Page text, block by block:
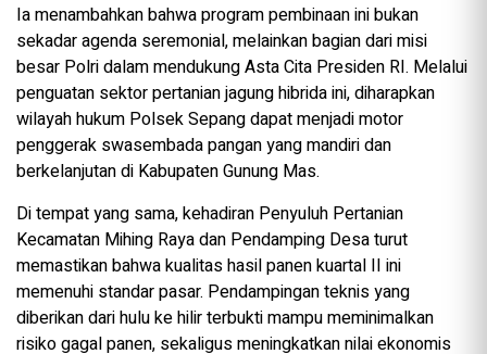
Ia menambahkan bahwa program pembinaan ini bukan
sekadar agenda seremonial, melainkan bagian dari misi
besar Polri dalam mendukung Asta Cita Presiden RI. Melalui
penguatan sektor pertanian jagung hibrida ini, diharapkan
wilayah hukum Polsek Sepang dapat menjadi motor
penggerak swasembada pangan yang mandiri dan
berkelanjutan di Kabupaten Gunung Mas.
Di tempat yang sama, kehadiran Penyuluh Pertanian
Kecamatan Mihing Raya dan Pendamping Desa turut
memastikan bahwa kualitas hasil panen kuartal II ini
memenuhi standar pasar. Pendampingan teknis yang
diberikan dari hulu ke hilir terbukti mampu meminimalkan
risiko gagal panen, sekaligus meningkatkan nilai ekonomis